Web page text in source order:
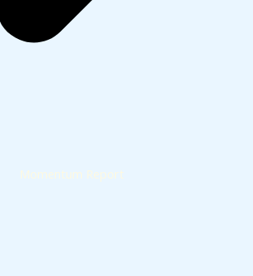
Momentum Report